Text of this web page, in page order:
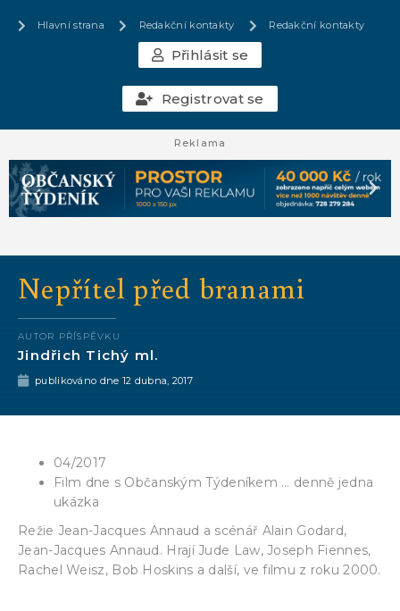
Hlavní strana Redakční kontakty Redakční kontakty
Přihlásit se
Registrovat se
Reklama
Nepřítel před branami
AUTOR PŘÍSPĚVKU
Jindřich Tichý ml.
publikováno dne 12 dubna, 2017
04/2017
Film dne s Občanským Týdeníkem … denně jedna
ukázka
Režie Jean-Jacques Annaud a scénář Alain Godard,
Jean-Jacques Annaud. Hrají Jude Law, Joseph Fiennes,
Rachel Weisz, Bob Hoskins a další, ve filmu z roku 2000.